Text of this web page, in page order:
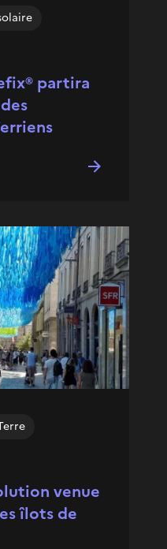
partira
venue
îlots de